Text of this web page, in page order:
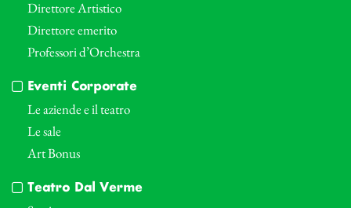
Direttore Artistico
Direttore emerito
Professori d’Orchestra
Eventi Corporate
Le aziende e il teatro
Le sale
Art Bonus
Teatro Dal Verme